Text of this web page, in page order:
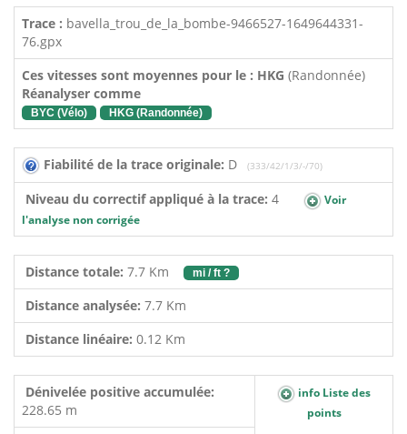
Trace : bavella_trou_de_la_bombe-9466527-1649644331-
76.gpx
Ces vitesses sont moyennes pour le : HKG (Randonnée)
Réanalyser comme
BYC (Vélo) HKG (Randonnée)
Fiabilité de la trace originale: D (333/42/1/3/-/70)
Niveau du correctif appliqué à la trace: 4
Voir
l'analyse non corrigée
Distance totale: 7.7 Km mi / ft ?
Distance analysée: 7.7 Km
Distance linéaire: 0.12 Km
Dénivelée positive accumulée:
228.65 m
info Liste des
points